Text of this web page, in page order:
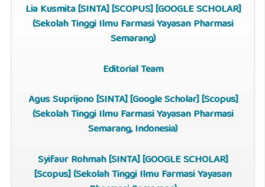
Lia Kusmita [SINTA] [SCOPUS] [GOOGLE SCHOLAR]
(Sekolah Tinggi Ilmu Farmasi Yayasan Pharmasi
Semarang)
Editorial Team
Agus Suprijono [SINTA][Google Scholar][Scopus]
(Sekolah Tinggi Ilmu Farmasi Yayasan Pharmasi
Semarang, Indonesia)
Syifaur Rohmah [SINTA] [GOOGLE SCHOLAR]
[Scopus] (Sekolah Tinggi Ilmu Farmasi Yayasan